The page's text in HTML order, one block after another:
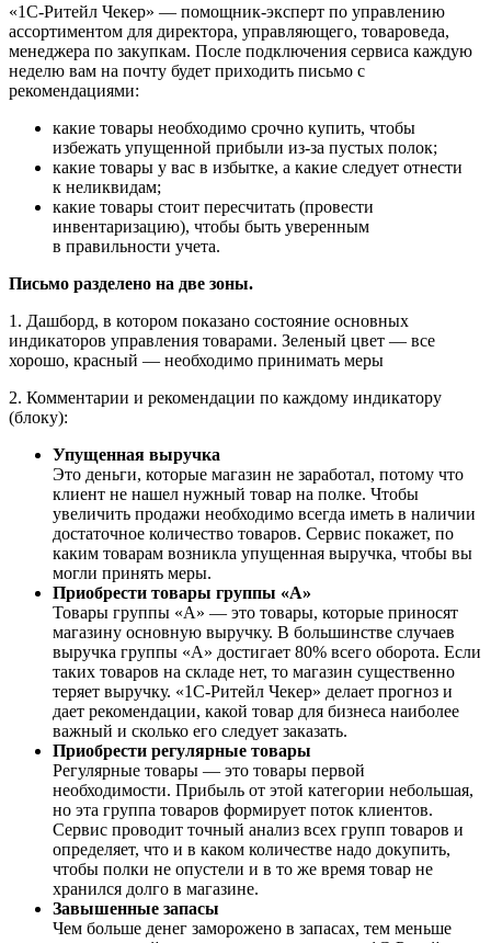
«1С-Ритейл Чекер» — помощник-эксперт по управлению
ассортиментом для директора, управляющего, товароведа,
менеджера по закупкам. После подключения сервиса каждую
неделю вам на почту будет приходить письмо с
рекомендациями:
какие товары необходимо срочно купить, чтобы
избежать упущенной прибыли из-за пустых полок;
какие товары у вас в избытке, а какие следует отнести
к неликвидам;
какие товары стоит пересчитать (провести
инвентаризацию), чтобы быть уверенным
в правильности учета.
Письмо разделено на две зоны.
1. Дашборд, в котором показано состояние основных
индикаторов управления товарами. Зеленый цвет — все
хорошо, красный — необходимо принимать меры
2. Комментарии и рекомендации по каждому индикатору
(блоку):
Упущенная выручка
Это деньги, которые магазин не заработал, потому что
клиент не нашел нужный товар на полке. Чтобы
увеличить продажи необходимо всегда иметь в наличии
достаточное количество товаров. Сервис покажет, по
каким товарам возникла упущенная выручка, чтобы вы
могли принять меры.
Приобрести товары группы «А»
Товары группы «А» — это товары, которые приносят
магазину основную выручку. В большинстве случаев
выручка группы «А» достигает 80% всего оборота. Если
таких товаров на складе нет, то магазин существенно
теряет выручку. «1С-Ритейл Чекер» делает прогноз и
дает рекомендации, какой товар для бизнеса наиболее
важный и сколько его следует заказать.
Приобрести регулярные товары
Регулярные товары — это товары первой
необходимости. Прибыль от этой категории небольшая,
но эта группа товаров формирует поток клиентов.
Сервис проводит точный анализ всех групп товаров и
определяет, что и в каком количестве надо докупить,
чтобы полки не опустели и в то же время товар не
хранился долго в магазине.
Завышенные запасы
Чем больше денег заморожено в запасах, тем меньше